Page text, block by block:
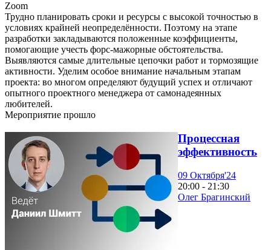
Zoom
Трудно планировать сроки и ресурсы с высокой точностью в
условиях крайней неопределённости. Поэтому на этапе
разработки закладываются положенные коэффициенты,
помогающие учесть форс-мажорные обстоятельства.
Выявляются самые длительные цепочки работ и тормозящие
активности. Уделим особое внимание начальным этапам
проекта: во многом определяют будущий успех и отличают
опытного проектного менеджера от самонадеянных
любителей.
Мероприятие прошло
Процессная
эффективность
09 Октября'24
20:00 - 21:30
Олег Брагинский